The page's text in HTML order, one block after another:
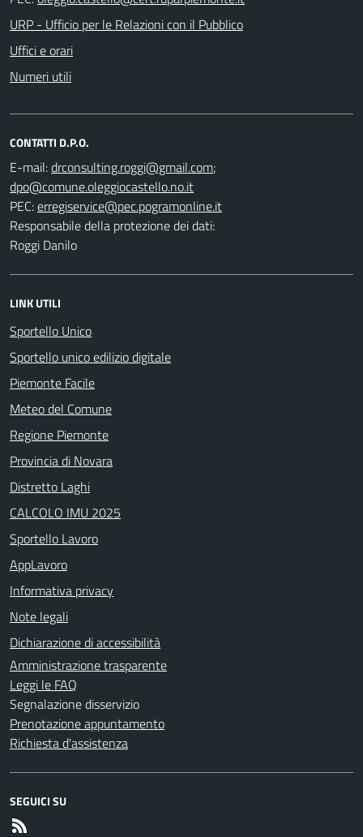
URP - Ufficio per le Relazioni con il Pubblico
Uffici e orari
Numeri utili
CONTATTI D.P.O.
E-mail:
;
PEC:
Responsabile della protezione dei dati:
Roggi Danilo
LINK UTILI
Sportello Unico
Sportello unico edilizio digitale
Piemonte Facile
Meteo del Comune
Regione Piemonte
Provincia di Novara
Distretto Laghi
CALCOLO IMU 2025
Sportello Lavoro
AppLavoro
Informativa privacy
Note legali
Dichiarazione di accessibilità
Amministrazione trasparente
Leggi le FAQ
Segnalazione disservizio
Prenotazione appuntamento
Richiesta d'assistenza
SEGUICI SU